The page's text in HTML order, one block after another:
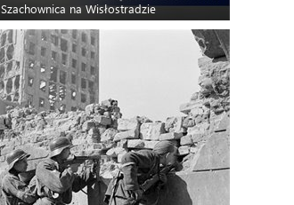
Szachownica na Wisłostradzie